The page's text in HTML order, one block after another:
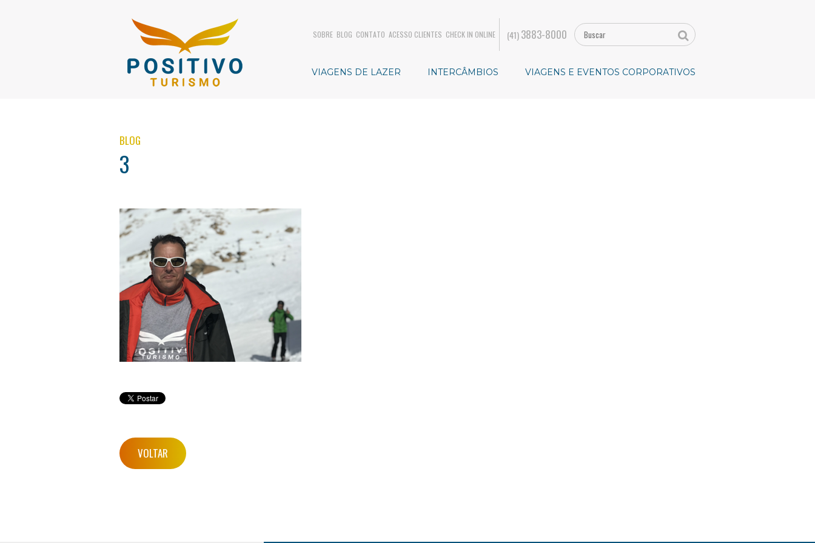
SOBRE BLOG CONTATO ACESSO CLIENTES CHECK IN ONLINE (41)3883-8000
VIAGENS DE LAZER INTERCÂMBIOS VIAGENS E EVENTOS CORPORATIVOS
BLOG
3
VOLTAR